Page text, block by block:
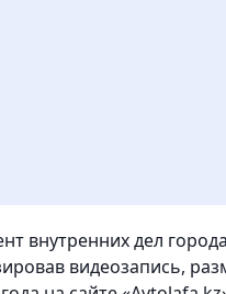
внутренних дел
видеозапись,